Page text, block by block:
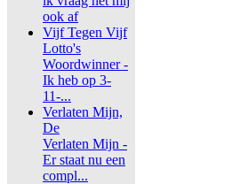
ook af
Vijf Tegen Vijf
Lotto's
Woordwinner -
Ik heb op 3-
11-...
Verlaten Mijn,
De
Verlaten Mijn -
Er staat nu een
compl...